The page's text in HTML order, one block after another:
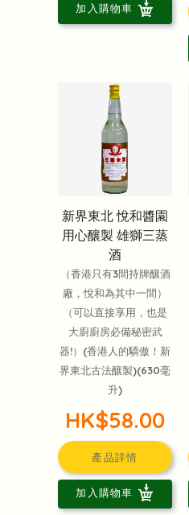
加入購物車
新界東北 悅和醬園
用心釀製 雄獅三蒸
酒
（香港只有3間持牌釀酒
廠，悅和為其中一間）
（可以直接享用，也是
大廚廚房必備秘密武
器!）(香港人的驕傲！新
界東北古法釀製)(630毫
升)
HK$58.00
產品詳情
加入購物車